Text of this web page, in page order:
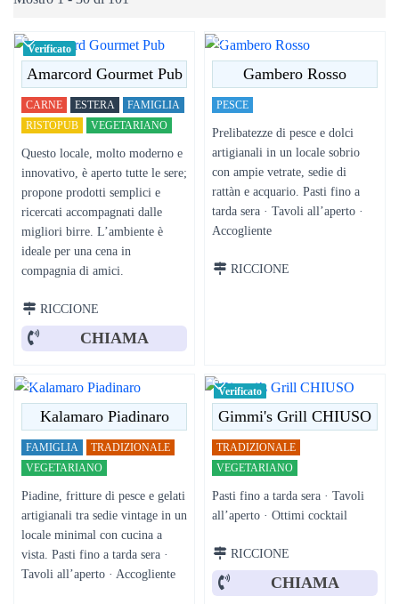
Verificato
Amarcord Gourmet Pub
CARNE ESTERA
FAMIGLIA
RISTOPUB
VEGETARIANO
Questo locale, molto moderno e
innovativo, è aperto tutte le sere;
propone prodotti semplici e
ricercati accompagnati dalle
migliori birre. L’ambiente è
ideale per una cena in
compagnia di amici.
RICCIONE
CHIAMA
Gambero Rosso
PESCE
Prelibatezze di pesce e dolci
artigianali in un locale sobrio
con ampie vetrate, sedie di
rattàn e acquario. Pasti fino a
tarda sera · Tavoli all’aperto ·
Accogliente
RICCIONE
Kalamaro Piadinaro
FAMIGLIA
TRADIZIONALE
VEGETARIANO
Piadine, fritture di pesce e gelati
artigianali tra sedie vintage in un
locale minimal con cucina a
vista. Pasti fino a tarda sera ·
Tavoli all’aperto · Accogliente
Verificato
Gimmi's Grill CHIUSO
TRADIZIONALE
VEGETARIANO
Pasti fino a tarda sera · Tavoli
all’aperto · Ottimi cocktail
RICCIONE
CHIAMA